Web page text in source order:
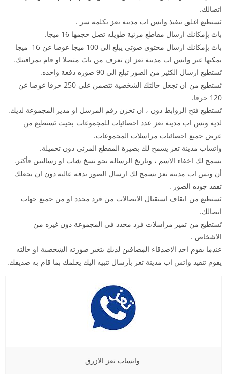
اتصالك.
تَستطيع اغلق تنفيذ واتس اب مدينة تعز بكلمة سر .
باتَ بإمكانك ارسال مقاطع مرئية طويله تصل حجمها 16 ميجا.
باتَ بإمكانك ارسال محتوى صوتي يبلغ الي 100 ميجا عوضا عن 16 ميجا
يمكنها عبر واتس اب مدينة تعز ان تعرف من باتَ متصلا او قام بمراقبتك.
تَستطيع ارسال الكثير من الصور تبلغ الي 90 صوره دفعة واحده.
تَستطيع من ان تجعل حالتك الشخصية تتضمن علي 250 حرفا عوضا عن
120 حرفا.
تَستطيع فتح الروابط دون ، ان تخزن رقم المرسل او مدير المجموعة لديك.
لديه وتس اب مدينة تعز عدد احصائيات للمجموعات بحيث تَستطيع من
عرض جميع احصائيات مراسلات المجموعات.
واتساب مدينة تعز يسمح لك بصيرة المقطع المرئي دون تحميلة.
يسمح لك اخفاء الاسم ، وتاريخ الرسالة نحو نسخ شات او رسالتين فأكثر.
أن وتس اب مدينة تعز يسمح لك ارسال الصور بدقه عالية دون ان يجعلك
تفقد جوده الصور .
تَستطيع من ايقاف استقبال الاتصالات من فرد محدد او من جميع جهات
اتصالك.
تَستطيع من تميز مراسلات فرد محدد في المجموعة دون غيره من
الاشخاص .
عندما يقوم احد الاصدقاء المضافين لديك بتغير صورته الشخصية او حالته
يقوم تنفيذ واتس اب مدينة تعز بأرسال تنبيه اليك يعلمك بما قام به صديقك.
واتساب تعز الازرق